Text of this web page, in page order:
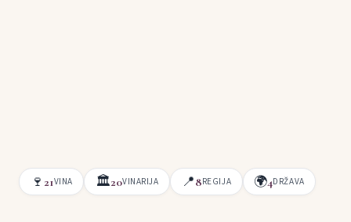
🍷 21VINA 🏛20VINARIJA 📍8REGIJA 🌍4DRŽAVA